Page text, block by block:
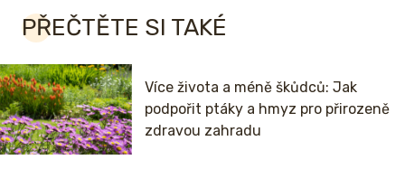
PŘEČTĚTE SI TAKÉ
Více života a méně škůdců: Jak
podpořit ptáky a hmyz pro přirozeně
zdravou zahradu